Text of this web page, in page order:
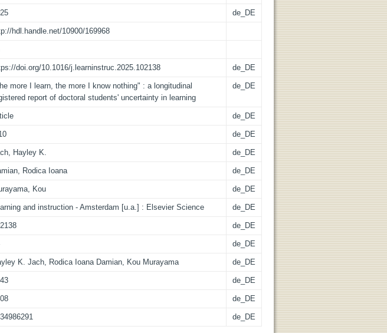
de_DE
hdl.handle.net/10900/169968
doi.org/10.1016/j.learninstruc.2025.102138 de_DE
more I learn, the more I know nothing" : a longitudinal
report of doctoral students' uncertainty in learning
de_DE
de_DE
de_DE
Hayley K. de_DE
Rodica Ioana de_DE
Kou de_DE
and instruction - Amsterdam [u.a.] : Elsevier Science de_DE
de_DE
de_DE
K. Jach, Rodica Ioana Damian, Kou Murayama de_DE
de_DE
de_DE
de_DE